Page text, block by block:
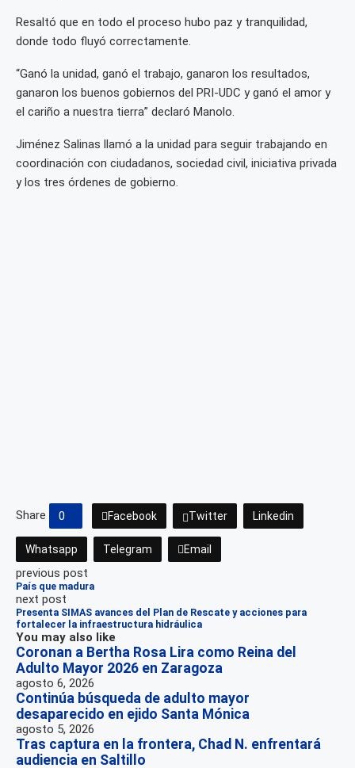
Resaltó que en todo el proceso hubo paz y tranquilidad,
donde todo fluyó correctamente.
“Ganó la unidad, ganó el trabajo, ganaron los resultados,
ganaron los buenos gobiernos del PRI-UDC y ganó el amor y
el cariño a nuestra tierra” declaró Manolo.
Jiménez Salinas llamó a la unidad para seguir trabajando en
coordinación con ciudadanos, sociedad civil, iniciativa privada
y los tres órdenes de gobierno.
Share 0 Facebook Twitter Linkedin
Whatsapp Telegram Email
previous post
País que madura
next post
Presenta SIMAS avances del Plan de Rescate y acciones para
fortalecer la infraestructura hidráulica
You may also like
Coronan a Bertha Rosa Lira como Reina del
Adulto Mayor 2026 en Zaragoza
agosto 6, 2026
Continúa búsqueda de adulto mayor
desaparecido en ejido Santa Mónica
agosto 5, 2026
Tras captura en la frontera, Chad N. enfrentará
audiencia en Saltillo